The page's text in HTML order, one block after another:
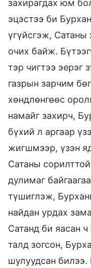
захирагдах юм
эцэстээ би
үгүйсгэж, Сатаны
очих байж.
тэр чигтээ эерэг
газрын зарчим
хөндлөнгөөс
намайг захирч,
бүхий л аргаар
жигшмээр, үзэн
Сатаны
дулимаг
түшиглэж,
найдан урдах
Сатанд би яасан
талд зогсон,
шулуудсан